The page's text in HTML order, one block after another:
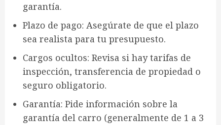
garantía.
Plazo de pago: Asegúrate de que el plazo
sea realista para tu presupuesto.
Cargos ocultos: Revisa si haytarifas de
inspección, transferencia de propiedad o
seguro obligatorio.
Garantía: Pide información sobre la
garantía del carro (generalmente de 1 a 3